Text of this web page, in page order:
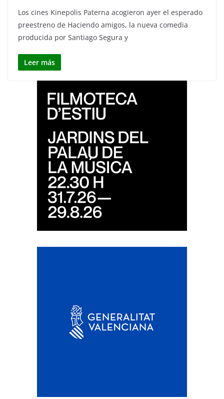
Los cines Kinepolis Paterna acogieron ayer el esperado
preestreno de Haciendo amigos, la nueva comedia
producida por Santiago Segura y
Leer más